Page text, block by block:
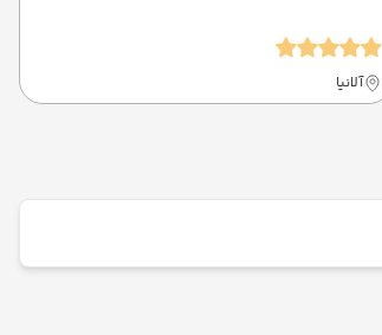
آلانیا